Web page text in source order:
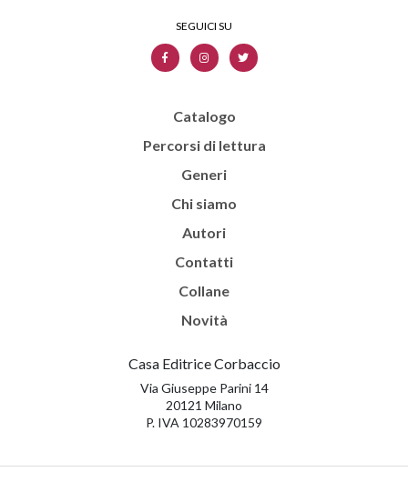
Catalogo
Percorsi di lettura
Generi
Chi siamo
Autori
Contatti
Collane
Novità
Casa Editrice Corbaccio
Via Giuseppe Parini 14
20121 Milano
P. IVA 10283970159